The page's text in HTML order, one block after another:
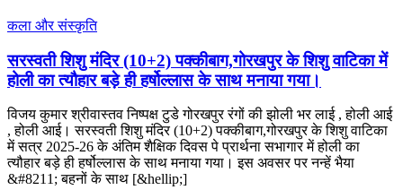
कला और संस्कृति
सरस्वती शिशु मंदिर (10+2) पक्कीबाग,गोरखपुर के शिशु वाटिका में
होली का त्यौहार बड़े ही हर्षोल्लास के साथ मनाया गया।
विजय कुमार श्रीवास्तव निष्पक्ष टुडे गोरखपुर रंगों की झोली भर लाई , होली आई
, होली आई। सरस्वती शिशु मंदिर (10+2) पक्कीबाग,गोरखपुर के शिशु वाटिका
में सत्र 2025-26 के अंतिम शैक्षिक दिवस पे प्रार्थना सभागार में होली का
त्यौहार बड़े ही हर्षोल्लास के साथ मनाया गया। इस अवसर पर नन्हें भैया
&#8211; बहनों के साथ [&hellip;]